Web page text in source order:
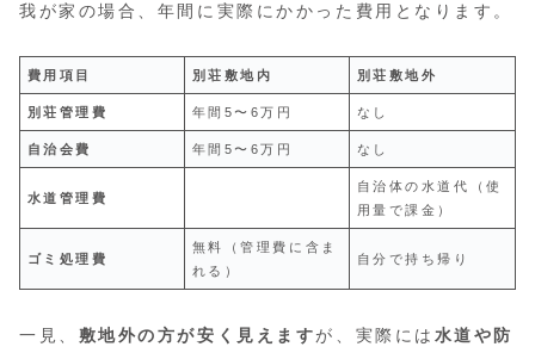
我が家の場合、年間に実際にかかった費用となります。
費用項目 別荘敷地内 別荘敷地外
別荘管理費 年間5〜6万円 なし
自治会費 年間5〜6万円 なし
水道管理費
自治体の水道代（使
用量で課金）
ゴミ処理費
無料（管理費に含ま
れる）
自分で持ち帰り
一見、 敷地外の方が安く見えますが、実際には 水道や防